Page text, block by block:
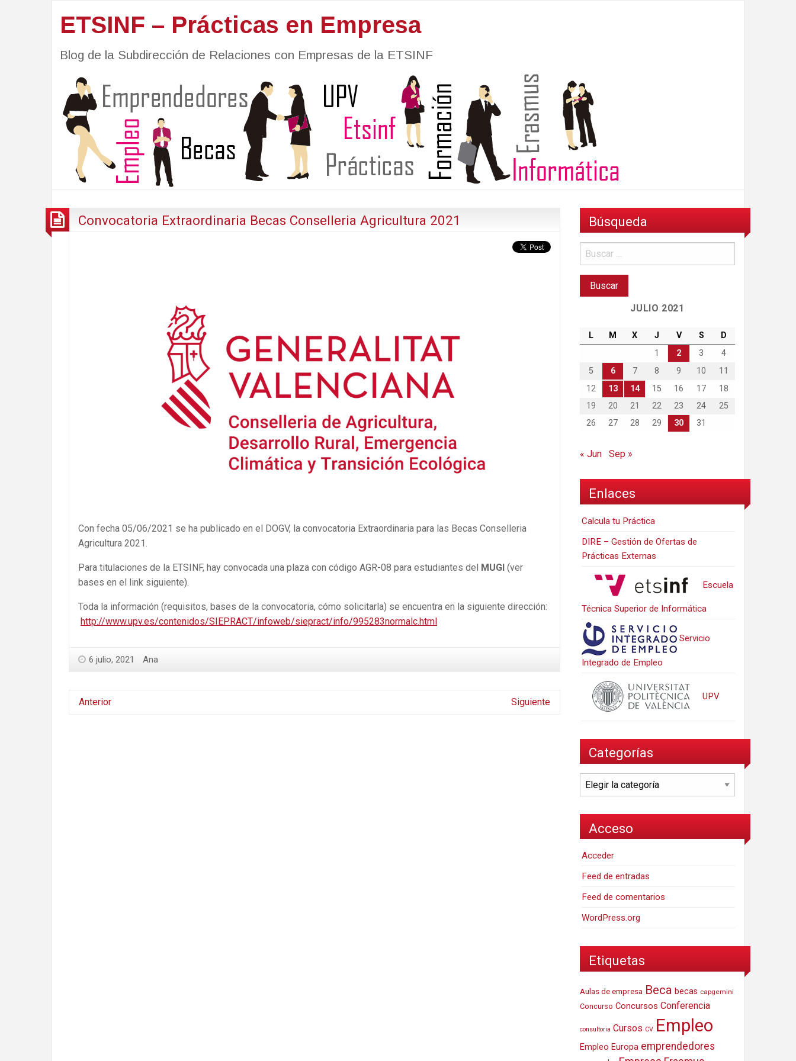
ETSINF – Prácticas en Empresa
Blog de la Subdirección de Relaciones con Empresas de la ETSINF
Convocatoria Extraordinaria Becas Conselleria Agricultura 2021
Con fecha 05/06/2021 se ha publicado en el DOGV, la convocatoria Extraordinaria para las Becas Conselleria
Agricultura 2021.
Para titulaciones de la ETSINF, hay convocada una plaza con código AGR-08 para estudiantes del MUGI (ver
bases en el link siguiente).
Toda la información (requisitos, bases de la convocatoria, cómo solicitarla) se encuentra en la siguiente dirección:
http://www.upv.es/contenidos/SIEPRACT/infoweb/siepract/info/995283normalc.html
6 julio, 2021 Ana
Anterior Siguiente
Búsqueda
JULIO 2021
L M X J V S
D
1
2 3
4
5
6 7 8 9 10
11
12
13 14 15 16 17
18
19
20 21 22 23 24
25
26
27 28 29 30 31
« Jun Sep »
Enlaces
Calcula tu Práctica
DIRE – Gestión de Ofertas de
Prácticas Externas
Escuela
Técnica Superior de Informática
Servicio
Integrado de Empleo
UPV
Categorías
Categorías
Acceso
Acceder
Feed de entradas
Feed de comentarios
WordPress.org
Etiquetas
Aulas de empresa Beca becas capgemini
Concurso Concursos Conferencia
consultoria Cursos CV Empleo
Empleo Europa emprendedores